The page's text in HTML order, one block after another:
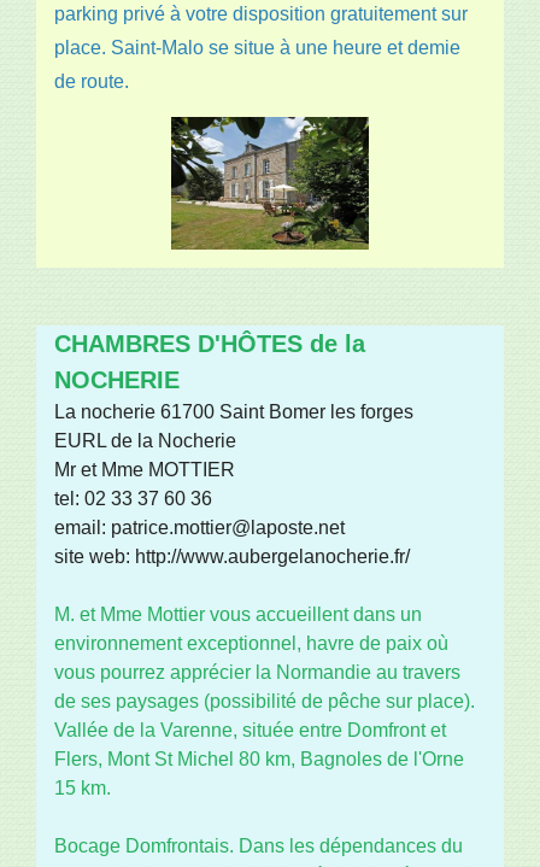
parking privé à votre disposition gratuitement sur
place. Saint-Malo se situe à une heure et demie
de route.
CHAMBRES D'HÔTES de la
NOCHERIE
La nocherie 61700 Saint Bomer les forges
EURL de la Nocherie
Mr et Mme MOTTIER
tel: 02 33 37 60 36
email: patrice.mottier@laposte.net
site web: http://www.aubergelanocherie.fr/
M. et Mme Mottier vous accueillent dans un
environnement exceptionnel, havre de paix où
vous pourrez apprécier la Normandie au travers
de ses paysages (possibilité de pêche sur place).
Vallée de la Varenne, située entre Domfront et
Flers, Mont St Michel 80 km, Bagnoles de l'Orne
15 km.
Bocage Domfrontais. Dans les dépendances du